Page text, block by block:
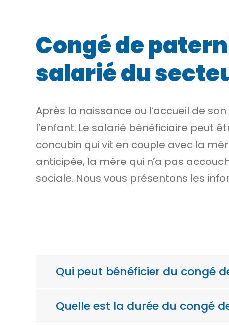
Congé de
salarié du
Après la naissance ou l’accueil de
l’enfant. Le salarié bénéficiaire peut
concubin qui vit en couple avec la
anticipée, la mère qui n’a pas
sociale. Nous vous présentons les
Qui peut bénéficier du congé
Quelle est la durée du congé